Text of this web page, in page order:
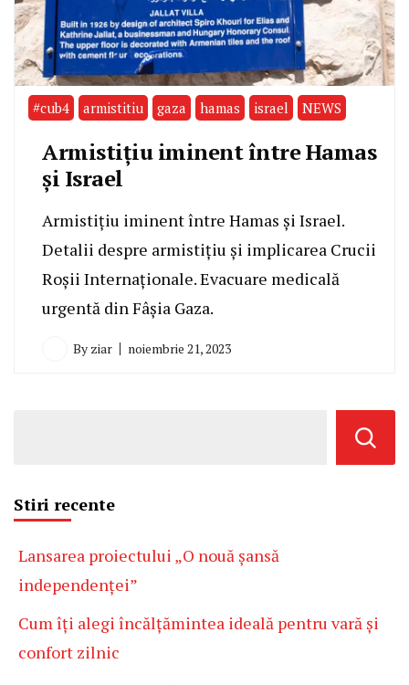
#cub4 armistitiu gaza hamas israel NEWS
Armistițiu iminent între Hamas
și Israel
Armistițiu iminent între Hamas și Israel.
Detalii despre armistițiu și implicarea Crucii
Roșii Internaționale. Evacuare medicală
urgentă din Fâșia Gaza.
By ziar noiembrie 21, 2023
Stiri recente
Lansarea proiectului „O nouă șansă
independenței”
Cum îți alegi încălțămintea ideală pentru vară și
confort zilnic